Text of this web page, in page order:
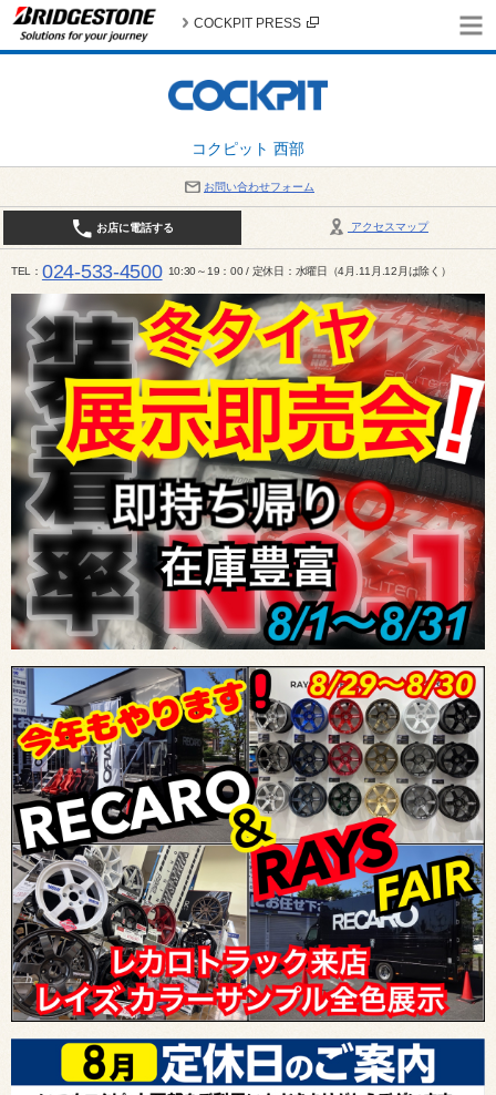
コクピット 西部
COCKPIT PRESS
お問い合わせフォーム
アクセスマップ
お店に電話する
TEL 024-533-4500 10:30～19：00 / 定休日：水曜日（4月.11月.12月